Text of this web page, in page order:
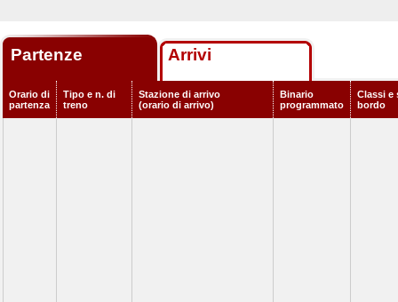
Partenze Arrivi
Orario di
partenza
Tipo e n. di
treno
Stazione di arrivo
(orario di arrivo)
Binario
programmato
Classi e
bordo